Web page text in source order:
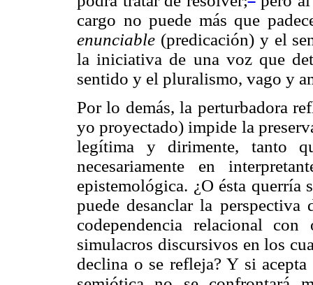
cargo no puede más que
enunciable (predicación) y el
la iniciativa de una voz que
sentido y el pluralismo, vago y
Por lo demás, la perturbadora
yo proyectado) impide la
legítima y dirimente, tanto
necesariamente en
epistemológica. ¿O ésta querría
puede desanclar la
codependencia relacional
simulacros discursivos en los
declina o se refleja? Y si